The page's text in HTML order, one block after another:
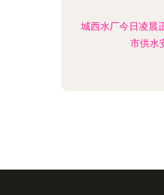
城西水厂今日凌晨
市供水